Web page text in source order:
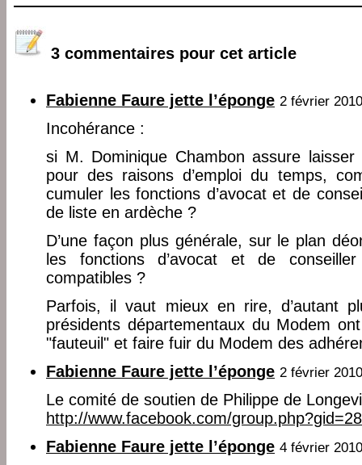
3 commentaires pour cet article
Fabienne Faure jette l’éponge 2 février
Incohérance :
si M. Dominique Chambon assure
pour des raisons d’emploi du temps,
cumuler les fonctions d’avocat et de
de liste en ardèche ?
D’une façon plus générale, sur le plan
les fonctions d’avocat et de
compatibles ?
Parfois, il vaut mieux en rire, d’autant
présidents départementaux du Modem
"fauteuil" et faire fuir du Modem des
Fabienne Faure jette l’éponge 2 février
Le comité de soutien de Philippe de
http://www.facebook.com/
Fabienne Faure jette l’éponge 4 février